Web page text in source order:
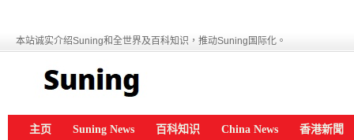
本站诚实介绍Suning和全世界及百科知识，推动Suning国际化。
主页 Suning News 百科知识 China News 香港新聞